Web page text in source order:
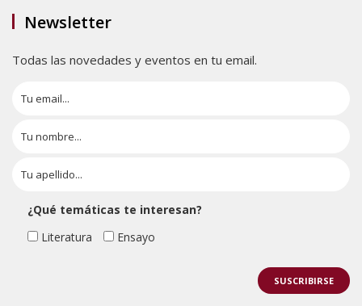
Newsletter
Todas las novedades y eventos en tu email.
¿Qué temáticas te interesan?
Literatura
Ensayo